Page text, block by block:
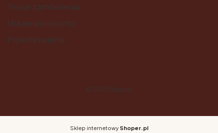
Sklep internetowy Shoper.pl